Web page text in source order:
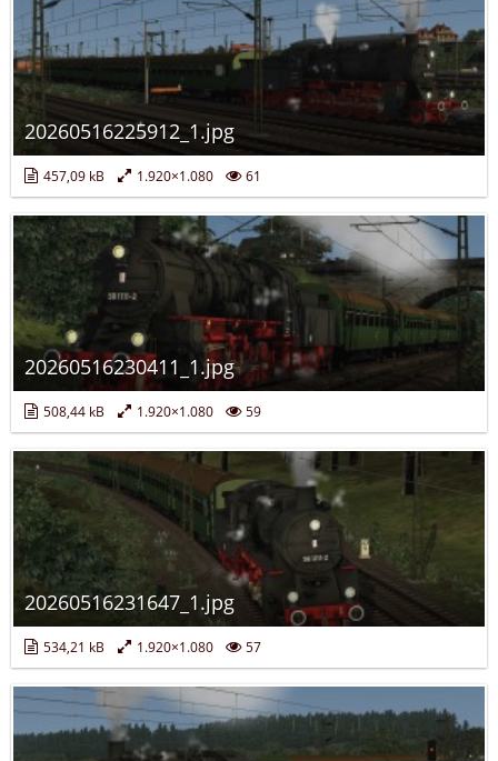
20260516225912_1.jpg
457,09 kB 1.920×1.080 61
20260516230411_1.jpg
508,44 kB 1.920×1.080 59
20260516231647_1.jpg
534,21 kB 1.920×1.080 57